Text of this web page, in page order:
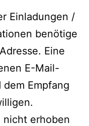
Einladungen /
benötige
Eine
E-Mail-
Empfang
nicht erhoben